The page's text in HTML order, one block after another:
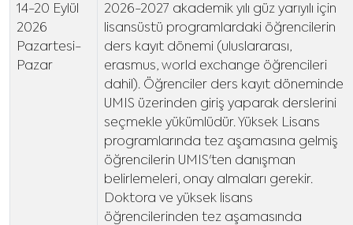
14-20 Eylül
2026
Pazartesi-
Pazar
2026-2027 akademik yılı güz yarıyılı için
lisansüstü programlardaki öğrencilerin
ders kayıt dönemi (uluslararası,
erasmus, world exchange öğrencileri
dahil). Öğrenciler ders kayıt döneminde
UMIS üzerinden giriş yaparak derslerini
seçmekle yükümlüdür. Yüksek Lisans
programlarında tez aşamasına gelmiş
öğrencilerin UMIS'ten danışman
belirlemeleri, onay almaları gerekir.
Doktora ve yüksek lisans
öğrencilerinden tez aşamasında